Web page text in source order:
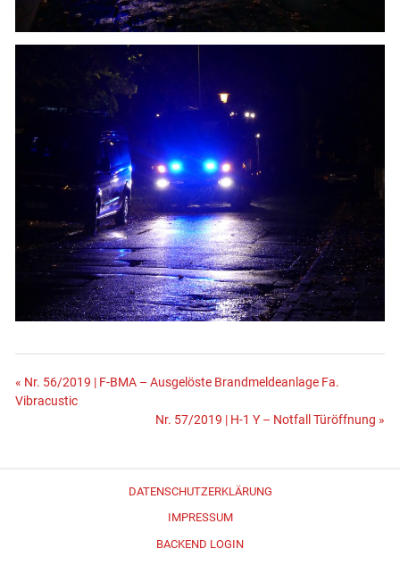
Beitragsnavigation
« Nr. 56/2019 | F-BMA – Ausgelöste Brandmeldeanlage Fa.
Vibracustic
Nr. 57/2019 | H-1 Y – Notfall Türöffnung »
DATENSCHUTZERKLÄRUNG
IMPRESSUM
BACKEND LOGIN